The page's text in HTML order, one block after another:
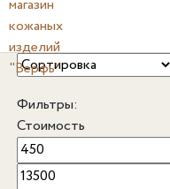
Фильтры:
Стоимость